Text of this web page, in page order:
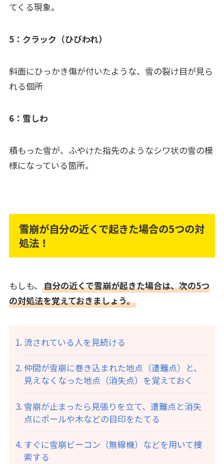
てくる現象。
5：クラック（ひびわれ）
斜面にひっかき傷が付いたような、雪の裂け目が見ら
れる個所
6：雪しわ
積もった雪が、ふやけた指先のようなシワ状の雪の模
様になっている箇所。
雪崩が自分の近くで起きた場合の5つの対
処法！
もしも、 自分の近くで雪崩が起きた場合は、次の5つ
の対処法を覚えておきましょう。
流されている人を見続ける
仲間が雪崩に巻き込まれた地点（遭難点）と、
見えなくなった地点（消失点）を覚えておく
雪崩が止まったら見張りを立て、遭難点と消失
点にポールや木などの目印をたてる
すぐに雪崩ビーコン（無線機）などを用いて捜
索する